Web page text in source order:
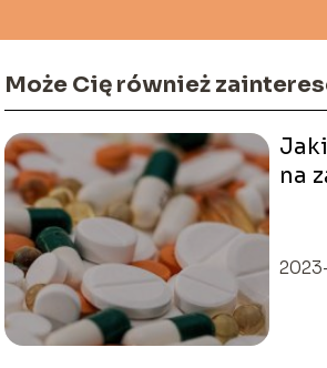
Może Cię również
na